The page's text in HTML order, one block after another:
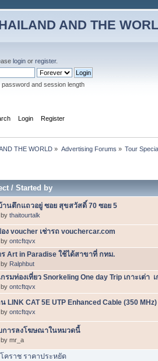
AND THE
login or register.
password and session length
Login Register
THE WORLD » Advertising Forums » Tour
/Started by
านตึกแถวอยู่ ซอย สุขสวัสดิ์ 70 ซอย 5
thaitourtalk
ง voucher เช่ารถ vouchercar.com
ontcftqvx
Art in Paradise ใช้ได้สาขาที่ กทม.
Ralphbut
รมท่องเที่ยว Snorkeling One day Trip เกาะเต่า 
ontcftqvx
LINK CAT 5E UTP Enhanced Cable (350 MHz)
ontcftqvx
การลงโฆษณาในหมวดนี้
mr_a
โคราช ราคาประหยัด